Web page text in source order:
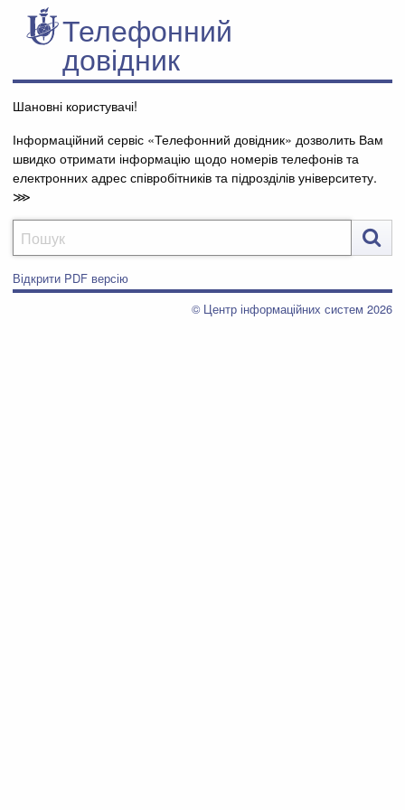
Телефонний
довідник
Шановні користувачі!
Інформаційний сервіс «Телефонний довідник» дозволить Вам
швидко отримати інформацію щодо номерів телефонів та
електронних адрес співробітників та підрозділів університету.
⋙

Відкрити PDF версію
© Центр інформаційних систем 2026